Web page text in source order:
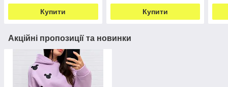
Купити Купити
Акційні пропозиції та новинки